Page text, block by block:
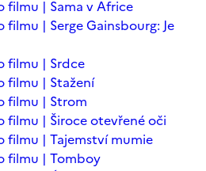
filmu | Sama v Africe
filmu | Serge Gainsbourg: Je
filmu | Srdce
filmu | Stažení
filmu | Strom
filmu | Široce otevřené oči
filmu | Tajemství mumie
filmu | Tomboy